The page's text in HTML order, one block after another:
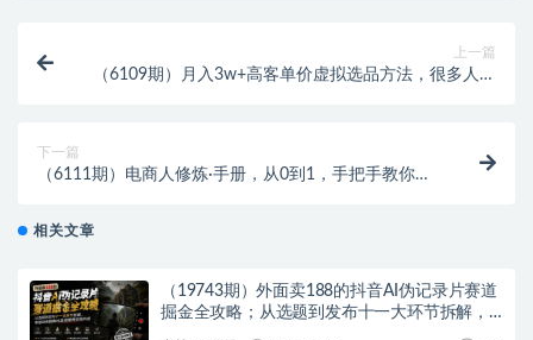
上一篇
（6109期）月入3w+高客单价虚拟选品方法，很多人在
下一篇
（6111期）电商人修炼·手册，从0到1，手把手教你理
相关文章
（19743期）外面卖188的抖音AI伪记录片赛道
掘金全攻略；从选题到发布十一大环节拆解，